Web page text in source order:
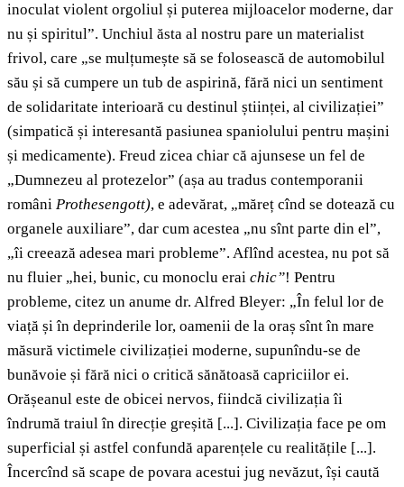
inoculat violent orgoliul și puterea mijloacelor moderne, dar
nu și spiritul”. Unchiul ăsta al nostru pare un materialist
frivol, care „se mulțumește să se folosească de automobilul
său și să cumpere un tub de aspirină, fără nici un sentiment
de solidaritate interioară cu destinul științei, al civilizației”
(simpatică și interesantă pasiunea spaniolului pentru mașini
și medicamente). Freud zicea chiar că ajunsese un fel de
„Dumnezeu al protezelor” (așa au tradus contemporanii
români Prothesengott), e adevărat, „măreț cînd se dotează cu
organele auxiliare”, dar cum acestea „nu sînt parte din el”,
„îi creează adesea mari probleme”. Aflînd acestea, nu pot să
nu fluier „hei, bunic, cu monoclu erai chic”! Pentru
probleme, citez un anume dr. Alfred Bleyer: „În felul lor de
viață și în deprinderile lor, oamenii de la oraș sînt în mare
măsură victimele civilizației moderne, supunîndu-se de
bunăvoie și fără nici o critică sănătoasă capriciilor ei.
Orășeanul este de obicei nervos, fiindcă civilizația îi
îndrumă traiul în direcție greșită [...]. Civilizația face pe om
superficial și astfel confundă aparențele cu realitățile [...].
Încercînd să scape de povara acestui jug nevăzut, își caută